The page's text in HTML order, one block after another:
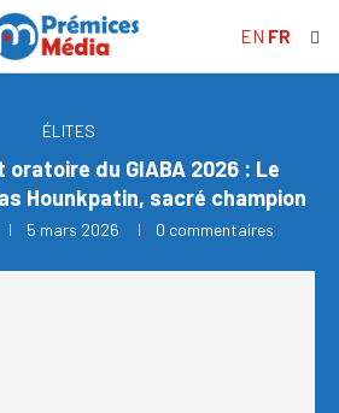
EN FR
ÉLITES
oratoire du GIABA 2026 : Le
Hounkpatin, sacré champion
5 mars 2026 0 commentaires